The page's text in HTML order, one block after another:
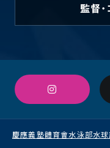
監督
慶應義塾體育會水泳部水